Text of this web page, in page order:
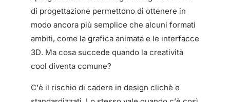
di progettazione permettono di ottenere in
modo ancora più semplice che alcuni formati
ambiti, come la grafica animata e le interfacce
3D. Ma cosa succede quando la creatività
cool diventa comune?
C’è il rischio di cadere in design clichè e